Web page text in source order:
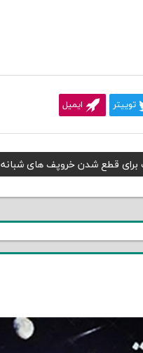
توییتر ایمیل
برای قطع شدن خروپف های شبانه